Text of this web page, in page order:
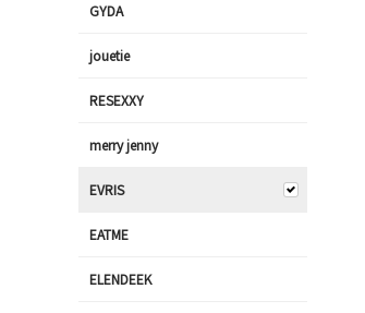
GYDA
jouetie
RESEXXY
merry jenny
EVRIS
EATME
ELENDEEK